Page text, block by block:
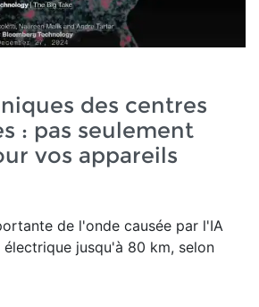
des centres
: pas seulement
vos appareils
de l'onde causée par l'IA
jusqu'à 80 km, selon